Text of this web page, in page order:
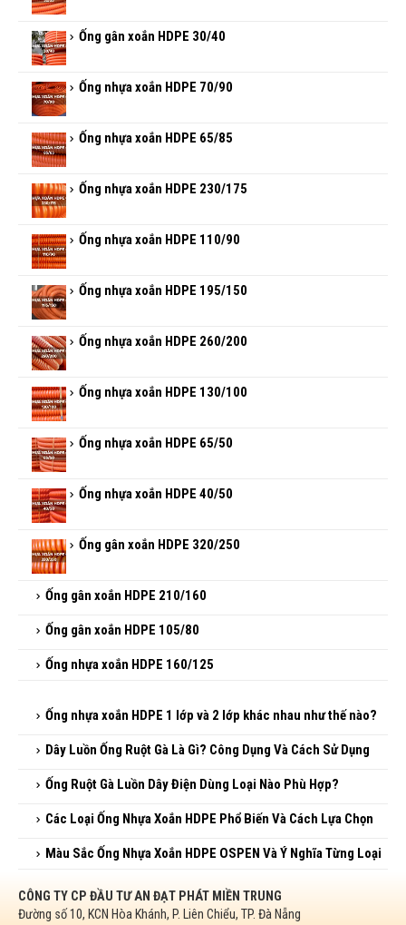
Ống gân xoắn HDPE 30/40
Ống nhựa xoắn HDPE 70/90
Ống nhựa xoắn HDPE 65/85
Ống nhựa xoắn HDPE 230/175
Ống nhựa xoắn HDPE 110/90
Ống nhựa xoắn HDPE 195/150
Ống nhựa xoắn HDPE 260/200
Ống nhựa xoắn HDPE 130/100
Ống nhựa xoắn HDPE 65/50
Ống nhựa xoắn HDPE 40/50
Ống gân xoắn HDPE 320/250
Ống gân xoắn HDPE 210/160
Ống nhựa xoắn HDPE 1 lớp và 2 lớp khác nhau như thế
Dụng
Ống Ruột Gà Luồn Dây Điện Dùng Loại Nào Phù Hợp?
Các Loại Ống Nhựa Xoắn HDPE Phổ Biến Và Cách Lựa
Chọn